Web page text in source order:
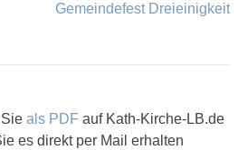
Gemeindefest Dreieinigkeit
als PDF auf Kath-Kirche-LB.de
es direkt per Mail erhalten